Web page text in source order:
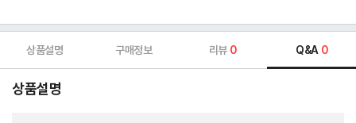
상품설명 구매정보 리뷰 0 Q&A 0
상품설명